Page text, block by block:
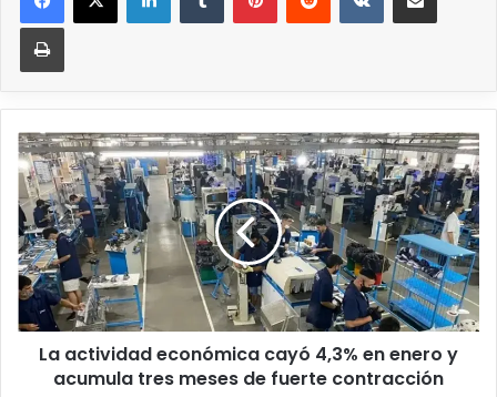
La actividad económica cayó 4,3% en enero y
acumula tres meses de fuerte contracción